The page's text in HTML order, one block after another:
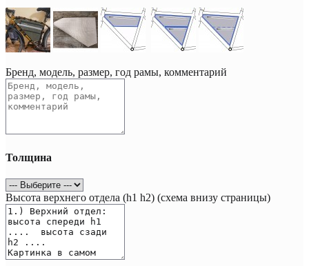
Бренд, модель, размер, год рамы, комментарий
Толщина
Высота верхнего отдела (h1 h2) (схема внизу страницы)